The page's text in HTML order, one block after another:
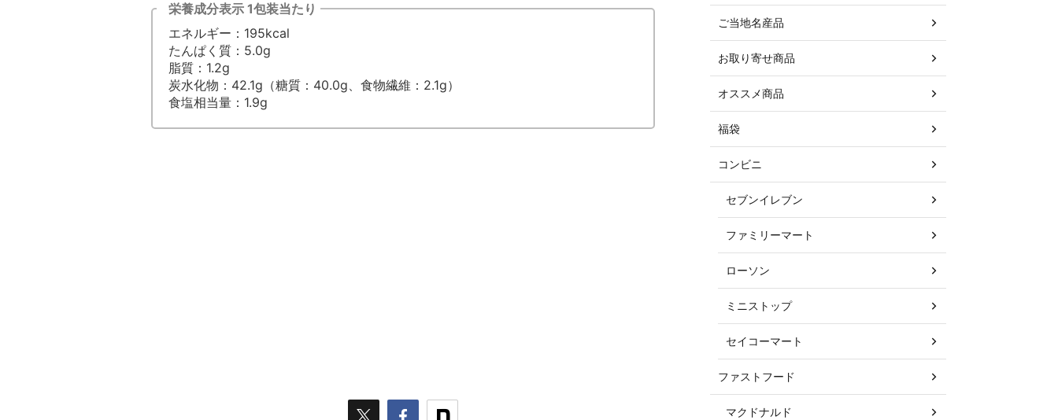
栄養成分表示 1包装当たり
エネルギー：195kcal
たんぱく質：5.0g
脂質：1.2g
炭水化物：42.1g（糖質：40.0g、食物繊維：2.1g）
食塩相当量：1.9g
ご当地名産品
お取り寄せ商品
オススメ商品
福袋
コンビニ
セブンイレブン
ファミリーマート
ローソン
ミニストップ
セイコーマート
ファストフード
マクドナルド